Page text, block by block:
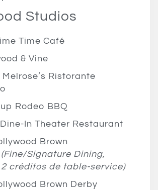
Studios
Time Café
& Vine
Ristorante
Rodeo BBQ
In Theater Restaurant
Brown
(Fine/Signature Dining,
créditos de table-service)
Brown Derby